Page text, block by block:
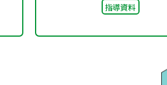
指導資料